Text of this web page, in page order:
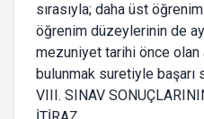
sırasıyla; daha üst
öğrenim düzeylerinin de
mezuniyet tarihi önce olan
bulunmak suretiyle başarı
VIII. SINAV